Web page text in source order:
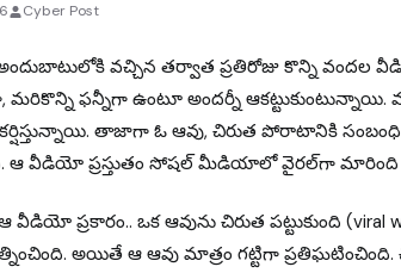
Cyber Post
వచ్చిన తర్వాత ప్రతిరోజు కొన్ని వందల
మరికొన్ని ఫన్నీగా ఉంటూ అందర్నీ
తాజాగా ఓ ఆవు, చిరుత పోరాటానికి
ఆ వీడియో ప్రస్తుతం సోషల్ మీడియాలో వైరల్‌గా మారింది
వీడియో ప్రకారం.. ఒక ఆవును చిరుత పట్టుకుంది (viral
అయితే ఆ ఆవు మాత్రం గట్టిగా ప్రతిఘటించింది.